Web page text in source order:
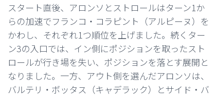
スタート直後、アロンソとストロールはターン1か
らの加速でフランコ・コラピント（アルピーヌ）を
かわし、それぞれ1つ順位を上げました。続くター
ン3の入口では、イン側にポジションを取ったスト
ロールが行き場を失い、ポジションを落とす展開と
なりました。一方、アウト側を選んだアロンソは、
バルテリ・ボッタス（キャデラック）とサイド・バ